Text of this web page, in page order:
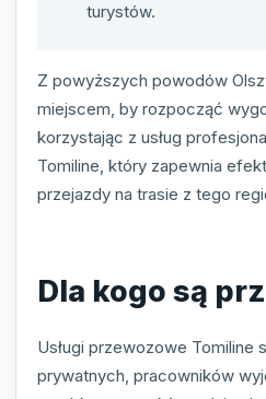
turystów.
Z powyższych powodów
miejscem, by rozpocząć
korzystając z usług
Tomiline, który zapewnia
przejazdy na trasie z tego
Dla kogo są
Usługi przewozowe Tomiline
prywatnych, pracowników